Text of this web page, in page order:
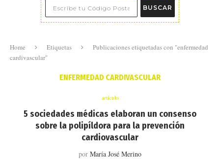
BUSCAR
Home Etiquetas
Publicaciones etiquetadas con "enfermedad
cardivascular"
ENFERMEDAD CARDIVASCULAR
artículo
5 sociedades médicas elaboran un consenso
sobre la polipíldora para la prevención
cardiovascular
por María José Merino